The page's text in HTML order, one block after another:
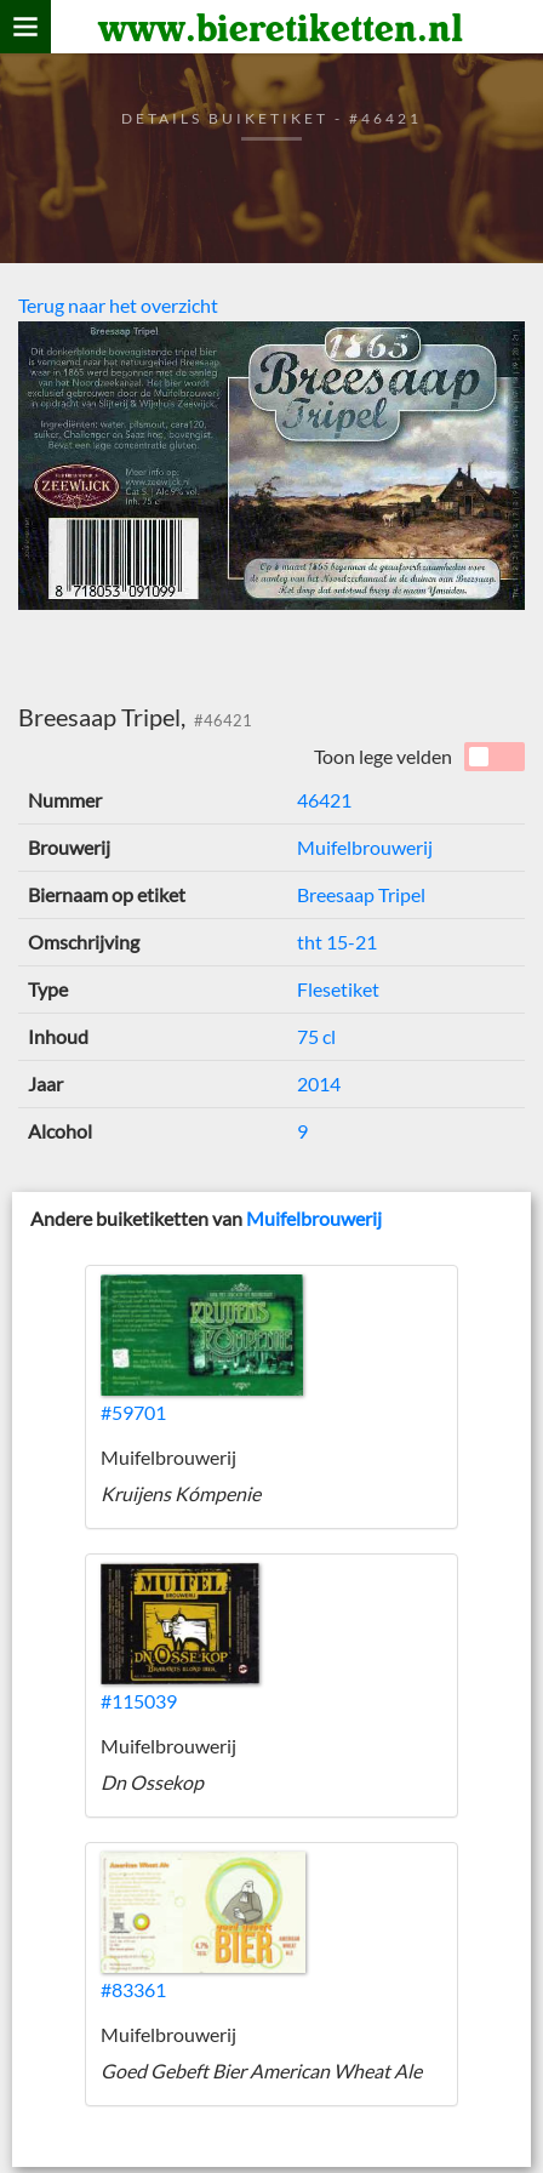
www.bieretiketten.nl
Home
verzamelen
De bierkaart
Bezoekers
DETAILS BUIKETIKET - #46421
Terug naar het overzicht
Breesaap Tripel, #46421
Toon lege velden
Nummer
46421
Brouwerij Muifelbrouwerij
Biernaam op etiket Breesaap Tripel
Omschrijving tht 15-21
Type Flesetiket
Inhoud 75 cl
Jaar 2014
Alcohol 9
Andere buiketiketten van Muifelbrouwerij
#59701
Muifelbrouwerij
Kruijens Kómpenie
#115039
Muifelbrouwerij
Dn Ossekop
#83361
Muifelbrouwerij
Goed Gebeft Bier American Wheat Ale